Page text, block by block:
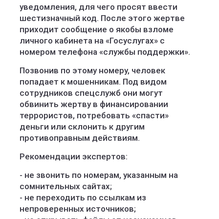
уведомления, для чего просят ввести
шестизначный код. После этого жертве
приходит сообщение о якобы взломе
личного кабинета на «Госуслугах» с
номером телефона «службы поддержки».
Позвонив по этому номеру, человек
попадает к мошенникам. Под видом
сотрудников спецслужб они могут
обвинить жертву в финансировании
террористов, потребовать «спасти»
деньги или склонить к другим
противоправным действиям.
Рекомендации экспертов:
- не звонить по номерам, указанным на
сомнительных сайтах;
- не переходить по ссылкам из
непроверенных источников;